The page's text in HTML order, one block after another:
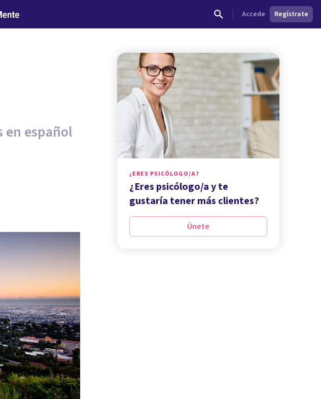
Accede Regístrate
en español
¿ERES PSICÓLOGO/A?
¿Eres psicólogo/a y te
gustaría tener más clientes?
Únete